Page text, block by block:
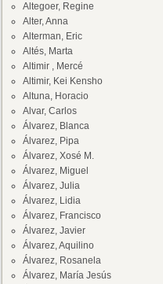
Altegoer, Regine
Alter, Anna
Alterman, Eric
Altés, Marta
Altimir , Mercé
Altimir, Kei Kensho
Altuna, Horacio
Alvar, Carlos
Álvarez, Blanca
Álvarez, Pipa
Álvarez, Xosé M.
Álvarez, Miguel
Álvarez, Julia
Álvarez, Lidia
Álvarez, Francisco
Álvarez, Javier
Álvarez, Aquilino
Álvarez, Rosanela
Álvarez, María Jesús